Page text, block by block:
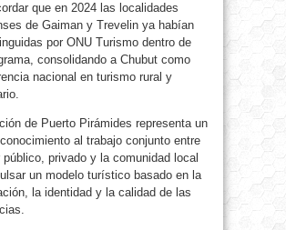
que en 2024 las localidades
de Gaiman y Trevelin ya habían
por ONU Turismo dentro de
consolidando a Chubut como
nacional en turismo rural y
de Puerto Pirámides representa un
al trabajo conjunto entre
privado y la comunidad local
un modelo turístico basado en la
la identidad y la calidad de las